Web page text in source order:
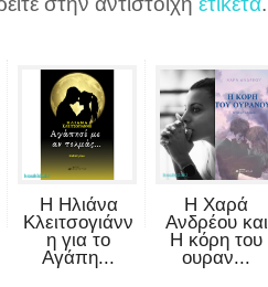
Η Ηλιάνα
Κλειτσογιάνν
η για το
Αγάπη...
Η Χαρά
Ανδρέου και
Η κόρη του
ουραν...